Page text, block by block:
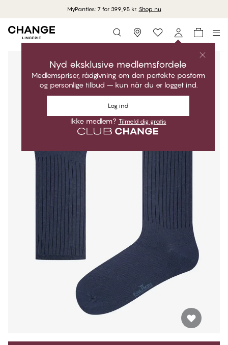
MyPanties: 7 for 399,95 kr. Shop nu
Storefinder
Nyd eksklusive medlemsfordele
Medlemspriser, rådgivning om den perfekte pasform
og personlige tilbud – kun når du er logget ind.
Log ind
Ikke medlem? Tilmeld dig gratis